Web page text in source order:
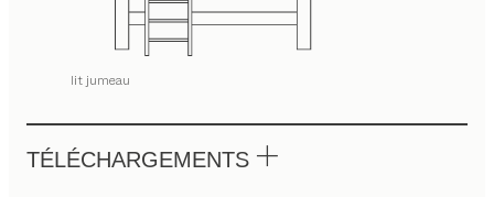
lit jumeau
TÉLÉCHARGEMENTS